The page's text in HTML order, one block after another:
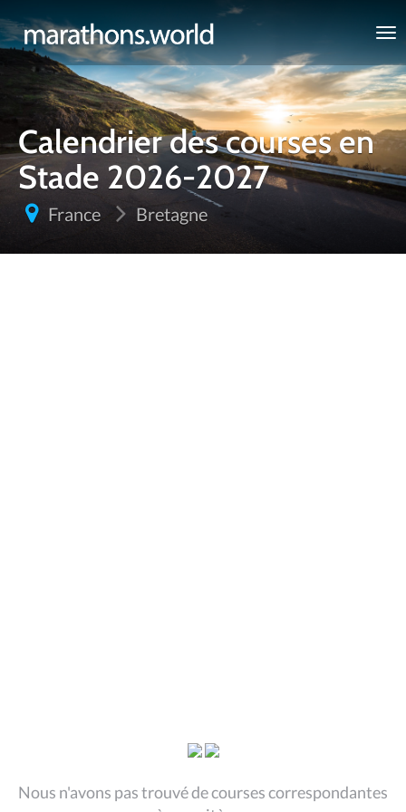
marathons.world
Calendrier des courses en
Stade 2026-2027
France Bretagne
Nous n'avons pas trouvé de courses correspondantes